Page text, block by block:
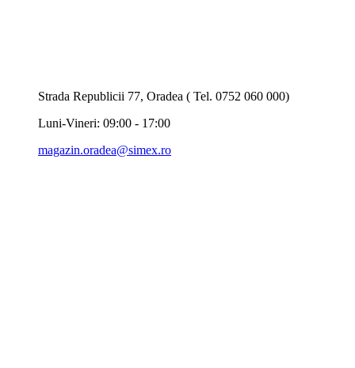
Strada Republicii 77, Oradea ( Tel. 0752 060 000)
Luni-Vineri: 09:00 - 17:00
magazin.oradea@simex.ro